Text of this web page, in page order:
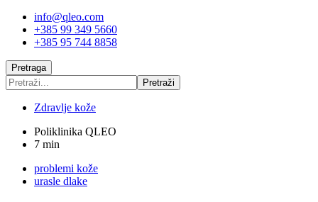
info@qleo.com
+385 99 349 5660
+385 95 744 8858
Pretraga
Zdravlje kože
Poliklinika QLEO
7 min
problemi kože
urasle dlake